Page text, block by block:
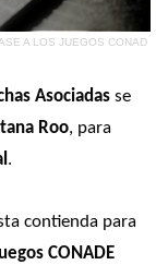
A LOS JUEGOS CONAD
Asociadas se
Roo, para
.
contienda para
CONADE